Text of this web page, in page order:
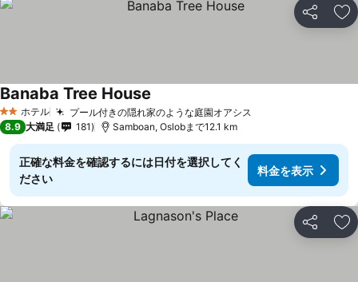
シェア お
2 ホテルのランク
ホテル プール付きの隠れ家のような庭園オアシス
Banaba Tree House
8.9 大満足 181 Samboan, Oslobまで12.1 km
正確な料金を確認するには日付を選択してく
ださい
料金を表示
シェア お